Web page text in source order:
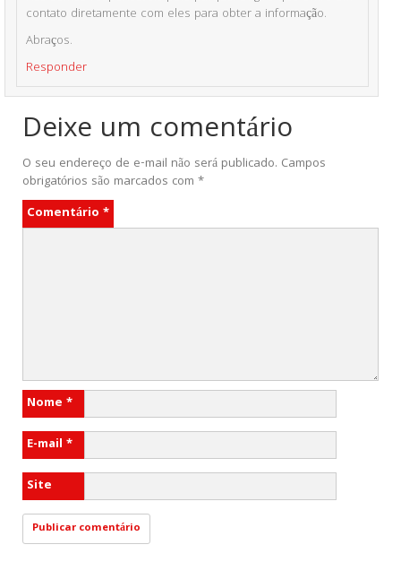
contato diretamente com eles para obter a informação.
Abraços.
Responder
Deixe um comentário
O seu endereço de e-mail não será publicado. Campos
obrigatórios são marcados com *
Comentário *
Nome *
E-mail *
Site